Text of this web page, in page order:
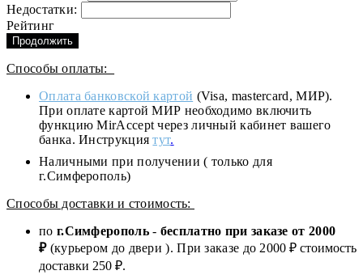
Недостатки:
Рейтинг
Продолжить
Способы оплаты:
Оплата банковской картой (Visa, mastercard, МИР).
При оплате картой МИР необходимо включить
функцию MirAccept через личный кабинет вашего
банка. Инструкциятут.
Наличными при получении ( только для
г.Симферополь)
Способы доставки и стоимость:
по г.Симферополь- бесплатно при заказе от 2000
₽(курьером до двери ). При заказе до 2000 ₽ стоимость
доставки 250 ₽.